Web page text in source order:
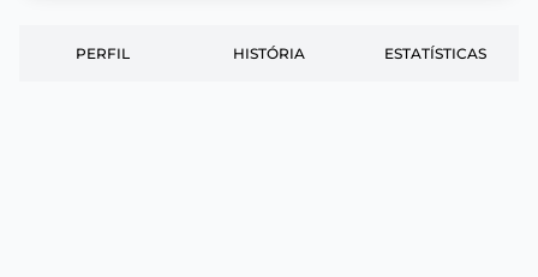
PERFIL HISTÓRIA ESTATÍSTICAS